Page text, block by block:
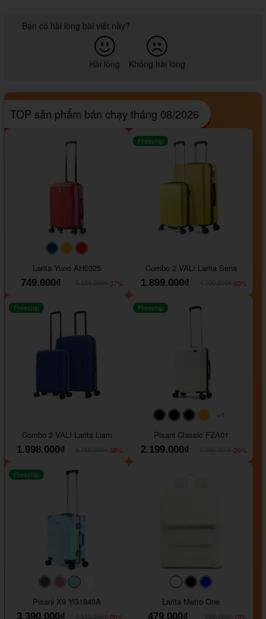
Bạn có hài lòng bài viết này?
Hài lòng Không hài lòng
TOP sản phẩm bán chạy tháng 08/2026
#093f69#ffa500
Larita Yuno AH0325
749.000₫
-37%
Freeship
Combo 2 VALI Larita Sena
1.899.000₫
-60%
Freeship
Combo 2 VALI Larita Liam
1.998.000₫
-58%
#000000#000000
#000000
#ffa500
+1
Freeship
Pisani Classic FZA01
2.199.000₫
-26%
#40454a#b76e79
#9ad8e7
Freeship
Pisani X9 YG1849A
3.390.000₫
-26%
#faf0e6#000000
Larita Metro One
479.000₫
-19%